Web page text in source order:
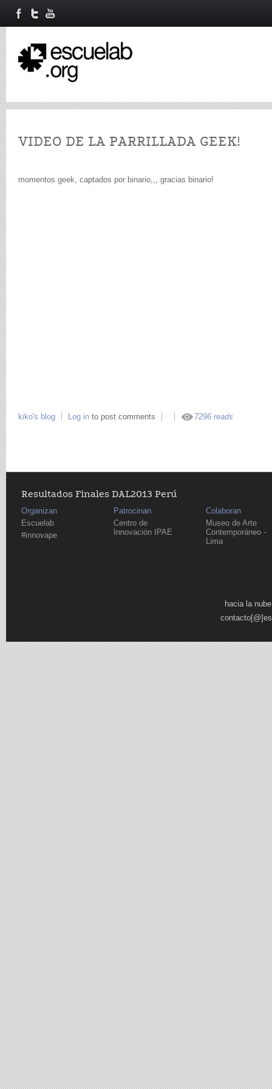
VIDEO DE LA PARRILLADA GEEK!
momentos geek, captados por binario,,, gracias binario!
kiko's blog Log in to post comments 7296 reads
Resultados Finales DAL2013 Perú
Organizan
Escuelab
#innovape
Patrocinan
Centro de
Innovación IPAE
Colaboran
Museo de Arte
Contemporáneo -
Lima
hacia la